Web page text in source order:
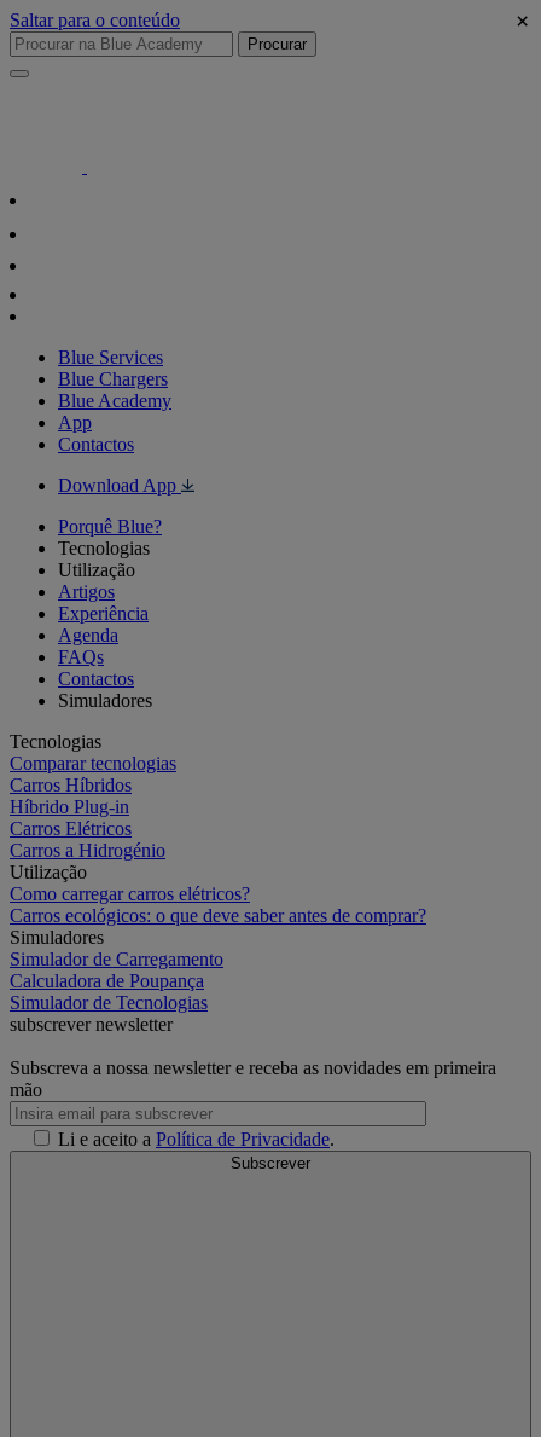
Saltar para o conteúdo
Procurar
Blue Services
Blue Chargers
Blue Academy
App
Contactos
Download App
Porquê Blue?
Tecnologias
Utilização
Artigos
Experiência
Agenda
FAQs
Contactos
Simuladores
Tecnologias
Comparar tecnologias
Carros Híbridos
Híbrido Plug-in
Carros Elétricos
Carros a Hidrogénio
Utilização
Como carregar carros elétricos?
Carros ecológicos: o que deve saber antes de comprar?
Simuladores
Simulador de Carregamento
Calculadora de Poupança
Simulador de Tecnologias
subscrever newsletter
Subscreva a nossa newsletter e receba as novidades em primeira
mão
Li e aceito a Política de Privacidade.
Subscrever
×